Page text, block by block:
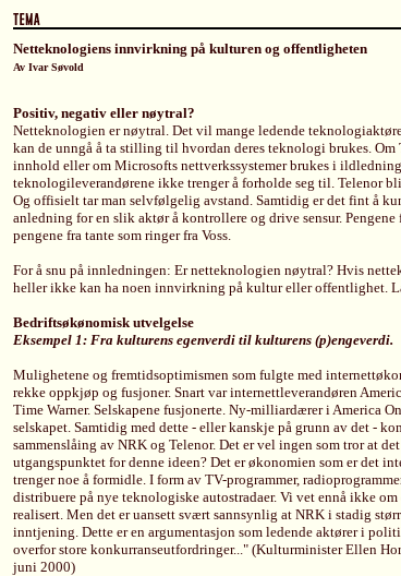
Netteknologiens innvirkning på kulturen og offentligheten
Av Ivar Søvold
Positiv, negativ eller nøytral?
Netteknologien er nøytral. Det vil mange ledende
kan de unngå å ta stilling til hvordan deres teknologi brukes.
innhold eller om Microsofts nettverkssystemer brukes i
teknologileverandørene ikke trenger å forholde seg til. Telenor
Og offisielt tar man selvfølgelig avstand. Samtidig er det fint å
anledning for en slik aktør å kontrollere og drive sensur.
pengene fra tante som ringer fra Voss.
For å snu på innledningen: Er netteknologien nøytral? Hvis
heller ikke kan ha noen innvirkning på kultur eller offentlighet.
Bedriftsøkønomisk utvelgelse
Eksempel 1: Fra kulturens egenverdi til kulturens (p)engeverdi.
Mulighetene og fremtidsoptimismen som fulgte med
rekke oppkjøp og fusjoner. Snart var internettleverandøren
Time Warner. Selskapene fusjonerte. Ny-milliardærer i America
selskapet. Samtidig med dette - eller kanskje på grunn av det -
sammenslåing av NRK og Telenor. Det er vel ingen som tror at
utgangspunktet for denne ideen? Det er økonomien som er det
trenger noe å formidle. I form av TV-programmer,
distribuere på nye teknologiske autostradaer. Vi vet ennå ikke
realisert. Men det er uansett svært sannsynlig at NRK i stadig
inntjening. Dette er en argumentasjon som ledende aktører i
overfor store konkurranseutfordringer..." (Kulturminister Ellen
juni 2000)